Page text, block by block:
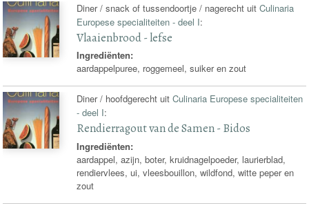
Diner / snack of tussendoortje / nagerecht uitCulinaria
Europese specialiteiten - deel I:
Vlaaienbrood - lefse
Ingrediënten:
aardappelpuree, roggemeel, suiker en zout
Diner / hoofdgerecht uitCulinaria Europese specialiteiten
- deel I:
Rendierragout van de Samen - Bidos
Ingrediënten:
aardappel, azijn, boter, kruidnagelpoeder, laurierblad,
rendiervlees, ui, vleesbouillon, wildfond, witte peper en
zout